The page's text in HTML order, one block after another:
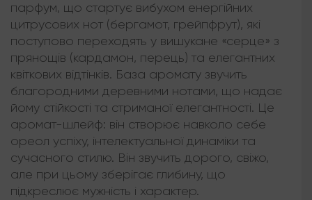
парфум, що стартує вибухом енергійних
цитрусових нот (бергамот, грейпфрут), які
поступово переходять у вишукане «серце» з
прянощів (кардамон, перець) та елегантних
квіткових відтінків. База аромату звучить
благородними деревними нотами, що надає
йому стійкості та стриманої елегантності. Це
аромат-шлейф: він створює навколо себе
ореол успіху, інтелектуальної динаміки та
сучасного стилю. Він звучить дорого, свіжо,
але при цьому зберігає глибину, що
підкреслює мужність і характер.